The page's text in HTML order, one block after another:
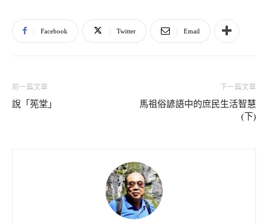
Facebook Twitter Email
前一篇文章
說「筅堂」
下一篇文章
馬祖俗諺語中的庶民生活智慧
(下)